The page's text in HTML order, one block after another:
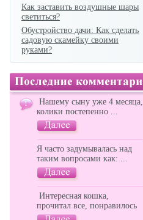
Как заставить воздушные шары
светиться?
Обустройство дачи: Как сделать
садовую скамейку своими
руками?
Нашему сыну уже 4 месяца,
колики постепенно ...
Я часто задумывалась над
таким вопросами как: ...
Интересная кошка,
прочитал все, понравилось